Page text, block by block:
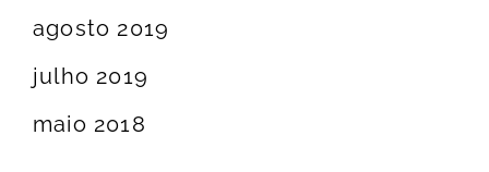
agosto 2019
julho 2019
maio 2018